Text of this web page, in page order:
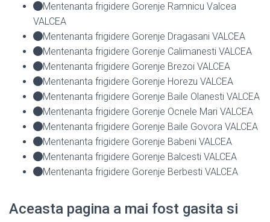
Mentenanta frigidere Gorenje Ramnicu Valcea
VALCEA
Mentenanta frigidere Gorenje Dragasani VALCEA
Mentenanta frigidere Gorenje Calimanesti VALCEA
Mentenanta frigidere Gorenje Brezoi VALCEA
Mentenanta frigidere Gorenje Horezu VALCEA
Mentenanta frigidere Gorenje Baile Olanesti VALCEA
Mentenanta frigidere Gorenje Ocnele Mari VALCEA
Mentenanta frigidere Gorenje Baile Govora VALCEA
Mentenanta frigidere Gorenje Babeni VALCEA
Mentenanta frigidere Gorenje Balcesti VALCEA
Mentenanta frigidere Gorenje Berbesti VALCEA
Aceasta pagina a mai fost gasita si